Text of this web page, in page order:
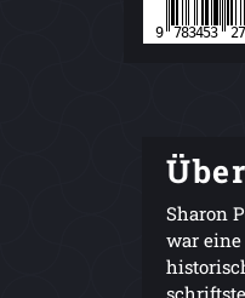
Sharon
war